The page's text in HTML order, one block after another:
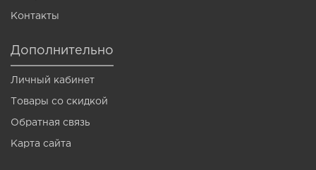
Контакты
Дополнительно
Личный кабинет
Товары со скидкой
Обратная связь
Карта сайта